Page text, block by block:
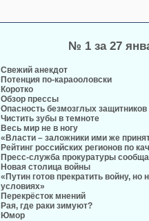
№ 1 за 27
Свежий анекдот
Потенция по-караооловски
Коротко
Обзор прессы
Опасность безмозглых защитников
Чистить зубы в темноте
Весь мир не в ногу
«Власти – заложники ими же
Рейтинг российских регионов по
Пресс-служба прокуратуры
Новая столица войны
«Путин готов прекратить войну, но
условиях»
Перекрёсток мнений
Рая, где раки зимуют?
Юмор